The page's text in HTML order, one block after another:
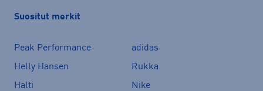
Suositut merkit
Peak Performance
adidas
Helly Hansen
Rukka
Halti
Nike